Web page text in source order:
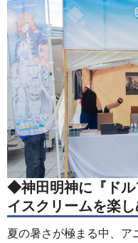
◆神田明神に『ドル
イスクリームを楽し
夏の暑さが極まる中、ア